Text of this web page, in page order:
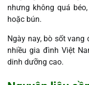
nhưng không quá
hoặc bún.
Ngày nay, bò sốt
nhiều gia đình Việt
dinh dưỡng cao.